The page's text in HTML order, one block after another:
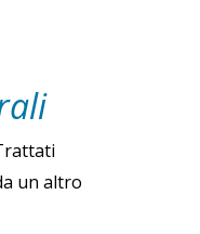
un altro